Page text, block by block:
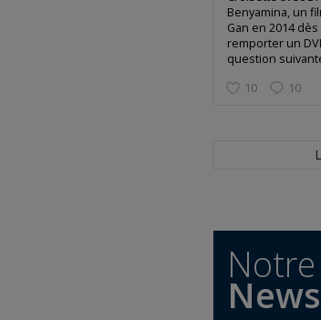
Benyamina, un
Gan en 2014
remporter un
question
10 10
Notre